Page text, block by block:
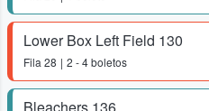
Lower Box Left Field 130
Fila 28 2 - 4 boletos